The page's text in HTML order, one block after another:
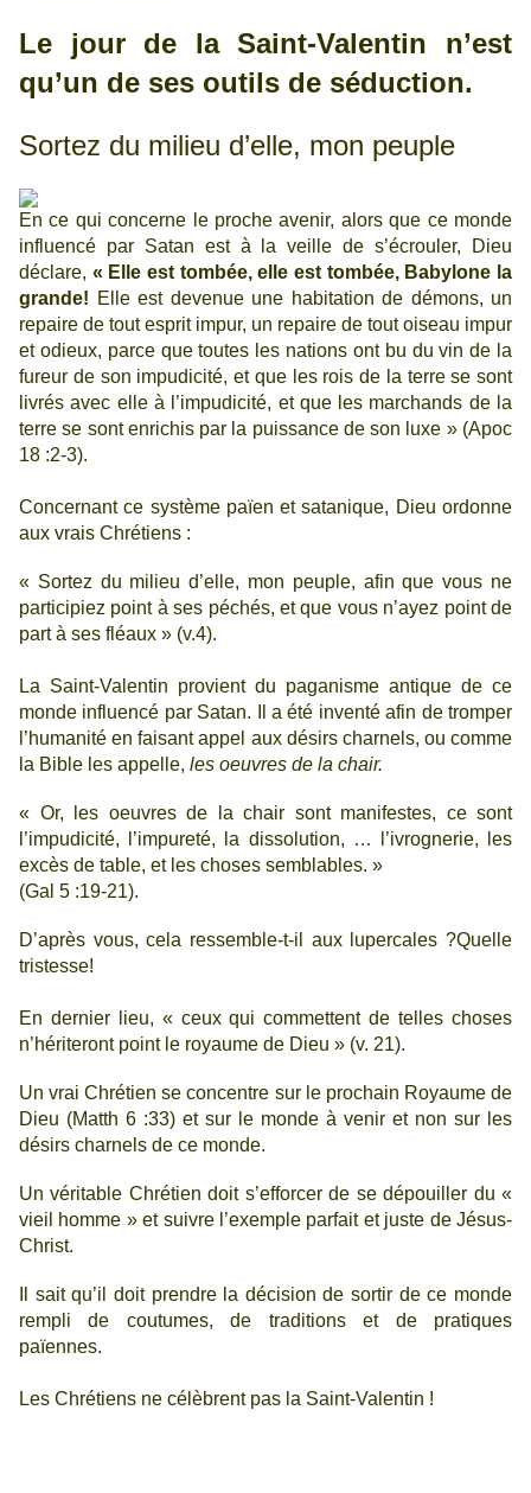
Le jour de la Saint-Valentin n’est
qu’un de ses outils de séduction.
Sortez du milieu d’elle, mon peuple
En ce qui concerne le proche avenir, alors que ce monde
influencé par Satan est à la veille de s’écrouler, Dieu
déclare, « Elle est tombée, elle est tombée, Babylone la
grande! Elle est devenue une habitation de démons, un
repaire de tout esprit impur, un repaire de tout oiseau impur
et odieux, parce que toutes les nations ont bu du vin de la
fureur de son impudicité, et que les rois de la terre se sont
livrés avec elle à l’impudicité, et que les marchands de la
terre se sont enrichis par la puissance de son luxe » (Apoc
18 :2-3).
Concernant ce système païen et satanique, Dieu ordonne
aux vrais Chrétiens :
« Sortez du milieu d’elle, mon peuple, afin que vous ne
participiez point à ses péchés, et que vous n’ayez point de
part à ses fléaux » (v.4).
La Saint-Valentin provient du paganisme antique de ce
monde influencé par Satan. Il a été inventé afin de tromper
l’humanité en faisant appel aux désirs charnels, ou comme
la Bible les appelle, les oeuvres de la chair.
« Or, les oeuvres de la chair sont manifestes, ce sont
l’impudicité, l’impureté, la dissolution, … l’ivrognerie, les
excès de table, et les choses semblables. »
(Gal 5 :19-21).
D’après vous, cela ressemble-t-il aux lupercales ?Quelle
tristesse!
En dernier lieu, « ceux qui commettent de telles choses
n’hériteront point le royaume de Dieu » (v. 21).
Un vrai Chrétien se concentre sur le prochain Royaume de
Dieu (Matth 6 :33) et sur le monde à venir et non sur les
désirs charnels de ce monde.
Un véritable Chrétien doit s’efforcer de se dépouiller du «
vieil homme » et suivre l’exemple parfait et juste de Jésus-
Christ.
Il sait qu’il doit prendre la décision de sortir de ce monde
rempli de coutumes, de traditions et de pratiques
païennes.
Les Chrétiens ne célèbrent pas la Saint-Valentin !